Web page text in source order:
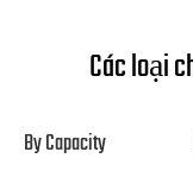
Các loại
By Capacity